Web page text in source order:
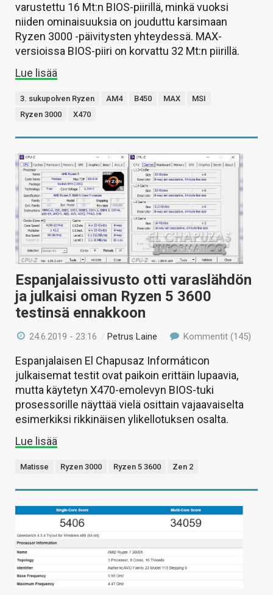
varustettu 16 Mt:n BIOS-piirillä, minkä vuoksi
niiden ominaisuuksia on jouduttu karsimaan
Ryzen 3000 -päivitysten yhteydessä. MAX-
versioissa BIOS-piiri on korvattu 32 Mt:n piirillä.
Lue lisää
3. sukupolven Ryzen AM4 B450 MAX
MSI
Ryzen 3000
X470
Espanjalaissivusto otti varaslähdön
ja julkaisi oman Ryzen 5 3600
testinsä ennakkoon
24.6.2019 - 23:16 /Petrus Laine Kommentit (145)
Espanjalaisen El Chapusaz Informáticon
julkaisemat testit ovat paikoin erittäin lupaavia,
mutta käytetyn X470-emolevyn BIOS-tuki
prosessorille näyttää vielä osittain vajaavaiselta
esimerkiksi rikkinäisen ylikellotuksen osalta.
Lue lisää
Matisse Ryzen 3000 Ryzen 5 3600 Zen 2